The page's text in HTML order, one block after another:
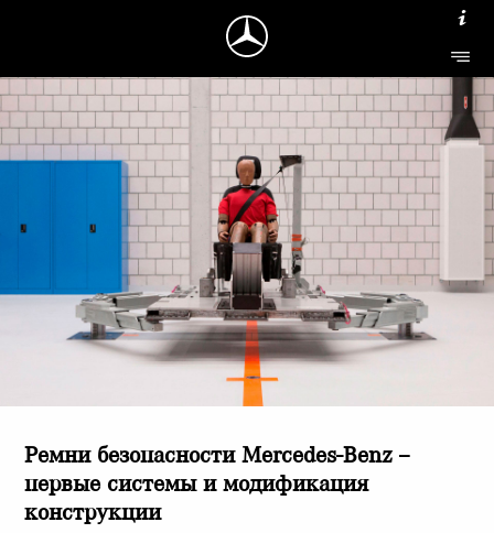
Ремни безопасности Mercedes-Benz –
первые системы и модификация
конструкции